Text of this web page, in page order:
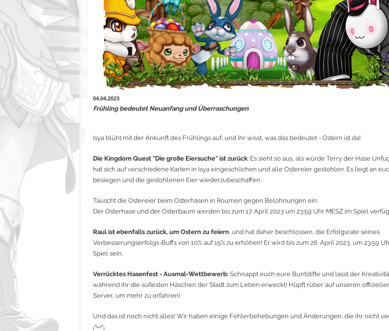
04.04.2023
Frühling bedeutet Neuanfang und Überraschungen
Isya blüht mit der Ankunft des Frühlings auf, und ihr wisst, was das bedeutet - Ostern ist da!
Die Kingdom Quest "Die große Eiersuche" ist zurück: Es sieht so aus, als würde Terry der Hase
hat sich auf verschiedene Karten in Isya eingeschlichen und alle Ostereier gestohlen. Es liegt an
besiegen und die gestohlenen Eier wiederzubeschaffen.
Tauscht die Ostereier beim Osterhasen in Roumen gegen Belohnungen ein.
Der Osterhase und der Osterbaum werden bis zum 17. April 2023 um 23:59 Uhr MESZ im Spiel
Raul ist ebenfalls zurück, um Ostern zu feiern, und hat daher beschlossen, die Erfolgsrate seines
Verbesserungserfolgs-Buffs von 10% auf 15% zu erhöhen! Er wird bis zum 26. April 2023, um 23:59
Spiel sein.
Verrücktes Hasenfest - Ausmal-Wettbewerb: Schnappt euch eure Buntstifte und lasst der
während ihr die süßesten Häschen der Stadt zum Leben erweckt! Hüpft rüber auf unseren
Server, um mehr zu erfahren!
Und das ist noch nicht alles! Wir haben einige Fehlerbehebungen und Änderungen, die ihr nicht
₍ᐢ⑅ᐢ₎